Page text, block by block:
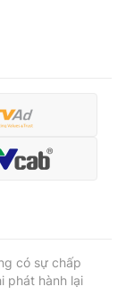
có sự chấp
phát hành lại